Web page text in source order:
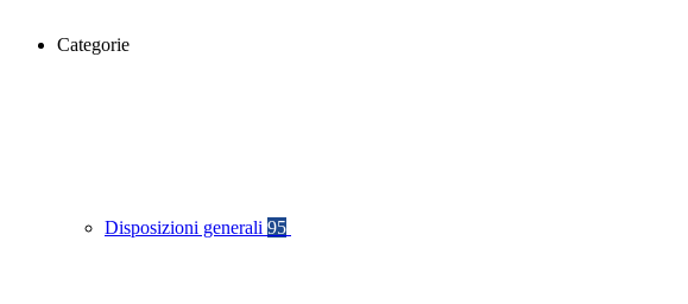
Categorie
Disposizioni generali 95